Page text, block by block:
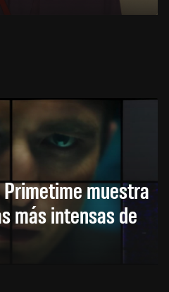
muestra
más intensas de